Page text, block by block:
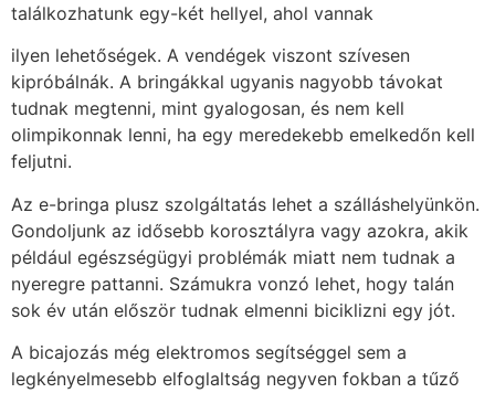
találkozhatunk egy-két hellyel, ahol vannak
ilyen lehetőségek. A vendégek viszont szívesen
kipróbálnák. A bringákkal ugyanis nagyobb távokat
tudnak megtenni, mint gyalogosan, és nem kell
olimpikonnak lenni, ha egy meredekebb emelkedőn kell
feljutni.
Az e-bringa plusz szolgáltatás lehet a szálláshelyünkön.
Gondoljunk az idősebb korosztályra vagy azokra, akik
például egészségügyi problémák miatt nem tudnak a
nyeregre pattanni. Számukra vonzó lehet, hogy talán
sok év után először tudnak elmenni biciklizni egy jót.
A bicajozás még elektromos segítséggel sem a
legkényelmesebb elfoglaltság negyven fokban a tűző